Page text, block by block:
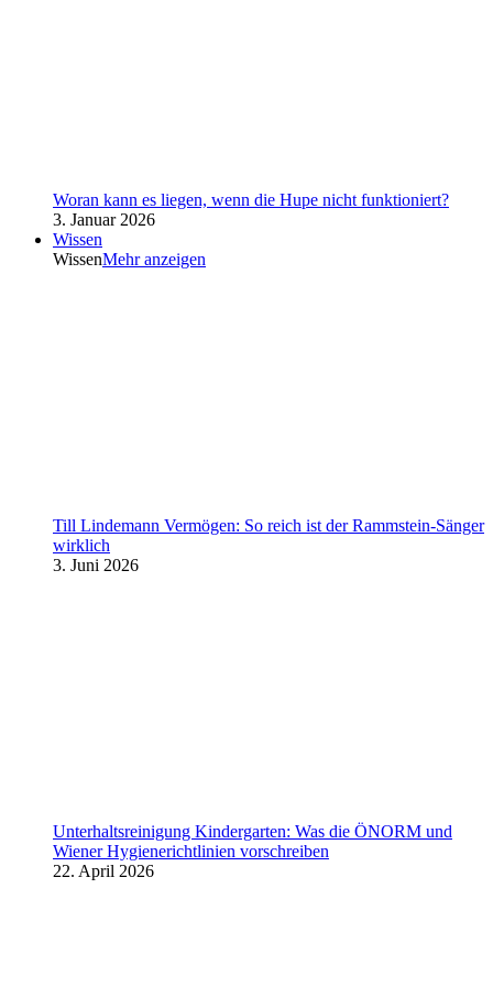
Woran kann es liegen, wenn die Hupe nicht funktioniert?
3. Januar 2026
Wissen
WissenMehr anzeigen
Till Lindemann Vermögen: So reich ist der Rammstein-Sänger
wirklich
3. Juni 2026
Unterhaltsreinigung Kindergarten: Was die ÖNORM und
Wiener Hygienerichtlinien vorschreiben
22. April 2026